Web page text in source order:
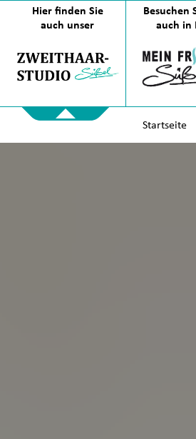
Hier finden Sie
auch unser
Besuchen
auch in
Startseite